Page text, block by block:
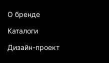
О бренде
Каталоги
Дизайн-проект